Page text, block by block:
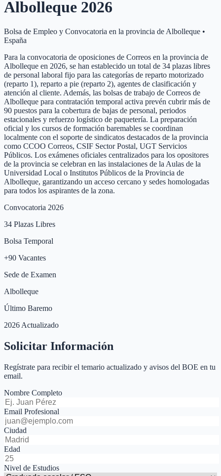
Albolleque 2026
Bolsa de Empleo y Convocatoria en la provincia de Albolleque •
España
Para la convocatoria de oposiciones de Correos en la provincia de
Albolleque en 2026, se han establecido un total de 34 plazas libres
de personal laboral fijo para las categorías de reparto motorizado
(reparto 1), reparto a pie (reparto 2), agentes de clasificación y
atención al cliente. Además, las bolsas de trabajo de Correos de
Albolleque para contratación temporal activa prevén cubrir más de
90 puestos para la cobertura de bajas de personal, periodos
estacionales y refuerzo logístico de paquetería. La preparación
oficial y los cursos de formación baremables se coordinan
localmente con el soporte de sindicatos destacados de la provincia
como CCOO Correos, CSIF Sector Postal, UGT Servicios
Públicos. Los exámenes oficiales centralizados para los opositores
de la provincia se celebran en las instalaciones de la Aulas de la
Universidad Local o Institutos Públicos de la Provincia de
Albolleque, garantizando un acceso cercano y sedes homologadas
para todos los aspirantes de la zona.
Convocatoria 2026
34 Plazas Libres
Bolsa Temporal
+90 Vacantes
Sede de Examen
Albolleque
Último Baremo
2026 Actualizado
Solicitar Información
Regístrate para recibir el temario actualizado y avisos del BOE en tu
email.
Nombre Completo
Email Profesional
Ciudad
Edad
Nivel de Estudios